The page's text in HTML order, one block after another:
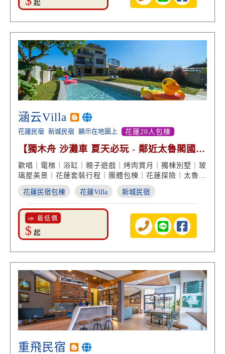
起
涵云Villa
花蓮民宿 新城民宿 顯示在地圖上 花蓮20人包棟
【獨木舟 沙灘車 夏天必玩 - 鄰近太魯閣國家
公園】
歡唱｜電梯｜浴缸｜親子遊戲｜烤肉賞月｜獨棟別墅｜玻
璃屋美景｜花蓮套裝行程｜團體包棟｜花蓮探險｜太魯閣
度假住宿
花蓮民宿包棟 花蓮Villa 新城民宿
📣 最低價
$ 起
重飛民宿